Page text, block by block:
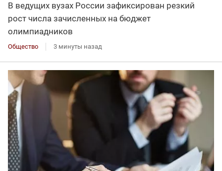
В ведущих вузах России зафиксирован резкий
рост числа зачисленных на бюджет
олимпиадников
Общество 3 минуты назад